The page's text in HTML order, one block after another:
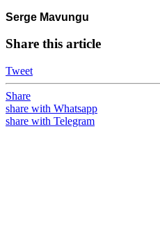
Serge Mavungu
Share this article
Tweet
Share
share with Whatsapp
share with Telegram